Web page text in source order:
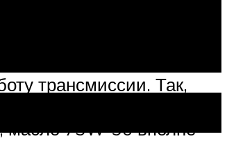
08885-81001.
трансмиссии. Так,
запуска двигателя
масло 75W-90 вполне